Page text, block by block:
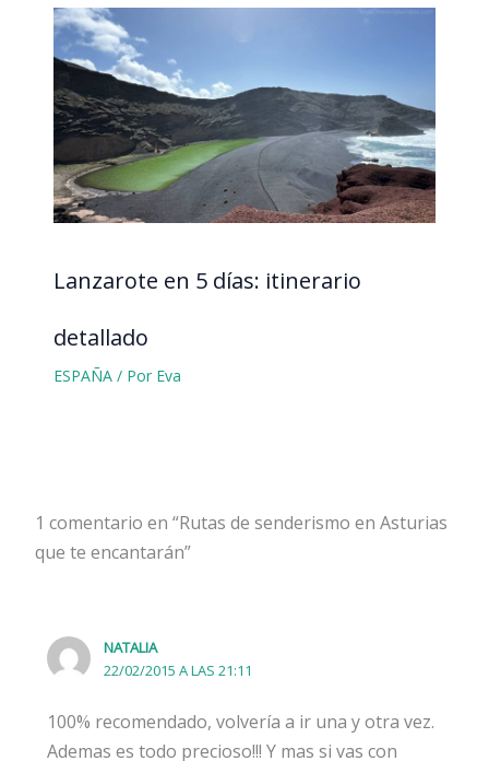
Lanzarote en 5 días: itinerario
detallado
ESPAÑA/ Por Eva
1 comentario en “Rutas de senderismo en Asturias
que te encantarán”
NATALIA
22/02/2015 A LAS 21:11
100% recomendado, volvería a ir una y otra vez.
Ademas es todo precioso!!! Y mas si vas con